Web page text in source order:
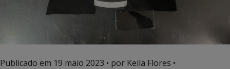
Publicado em 19 maio 2023 • por Keila Flores •